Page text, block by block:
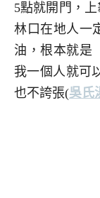
5點就開門，
林口在地人一
油，根本就是
我一個人就可
也不誇張(吳氏